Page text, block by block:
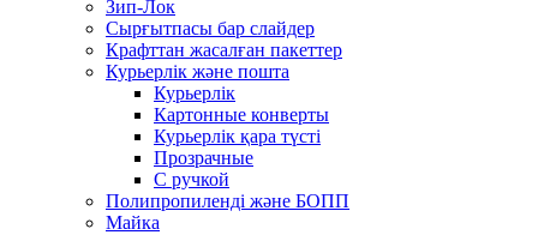
Зип-Лок
Сырғытпасы бар слайдер
Крафттан жасалған пакеттер
Курьерлік және пошта
Курьерлік
Картонные конверты
Курьерлік қара түсті
Прозрачные
С ручкой
Полипропиленді және БОПП
Майка